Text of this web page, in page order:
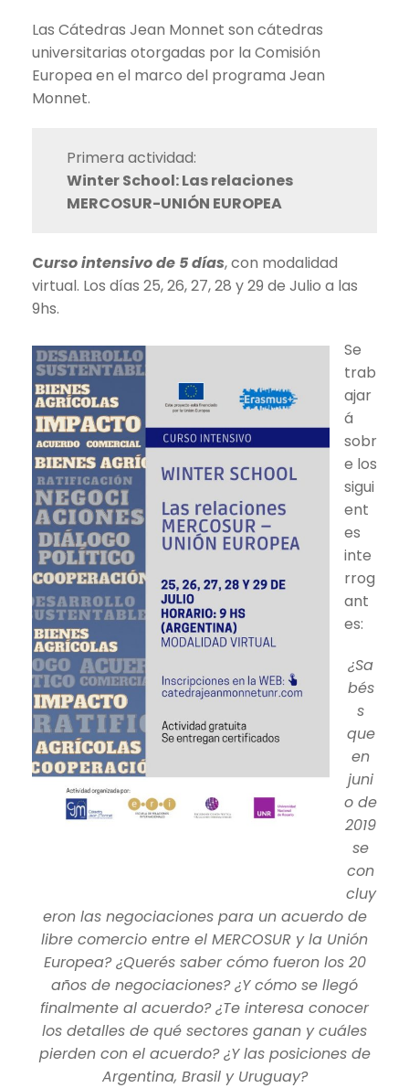
Las Cátedras Jean Monnet son cátedras
universitarias otorgadas por la Comisión
Europea en el marco del programa Jean
Monnet.
Primera actividad:
Winter School: Las relaciones
MERCOSUR-UNIÓN EUROPEA
Curso intensivo de 5 días, con modalidad
virtual. Los días 25, 26, 27, 28 y 29 de Julio a las
9hs.
Se
trab
ajar
á
sobr
e los
sigui
ent
es
inte
rrog
ant
es:
¿Sa
bés
s
que
en
juni
o de
2019
se
con
cluy
eron las negociaciones para un acuerdo de
libre comercio entre el MERCOSUR y la Unión
Europea? ¿Querés saber cómo fueron los 20
años de negociaciones? ¿Y cómo se llegó
finalmente al acuerdo? ¿Te interesa conocer
los detalles de qué sectores ganan y cuáles
pierden con el acuerdo? ¿Y las posiciones de
Argentina, Brasil y Uruguay?